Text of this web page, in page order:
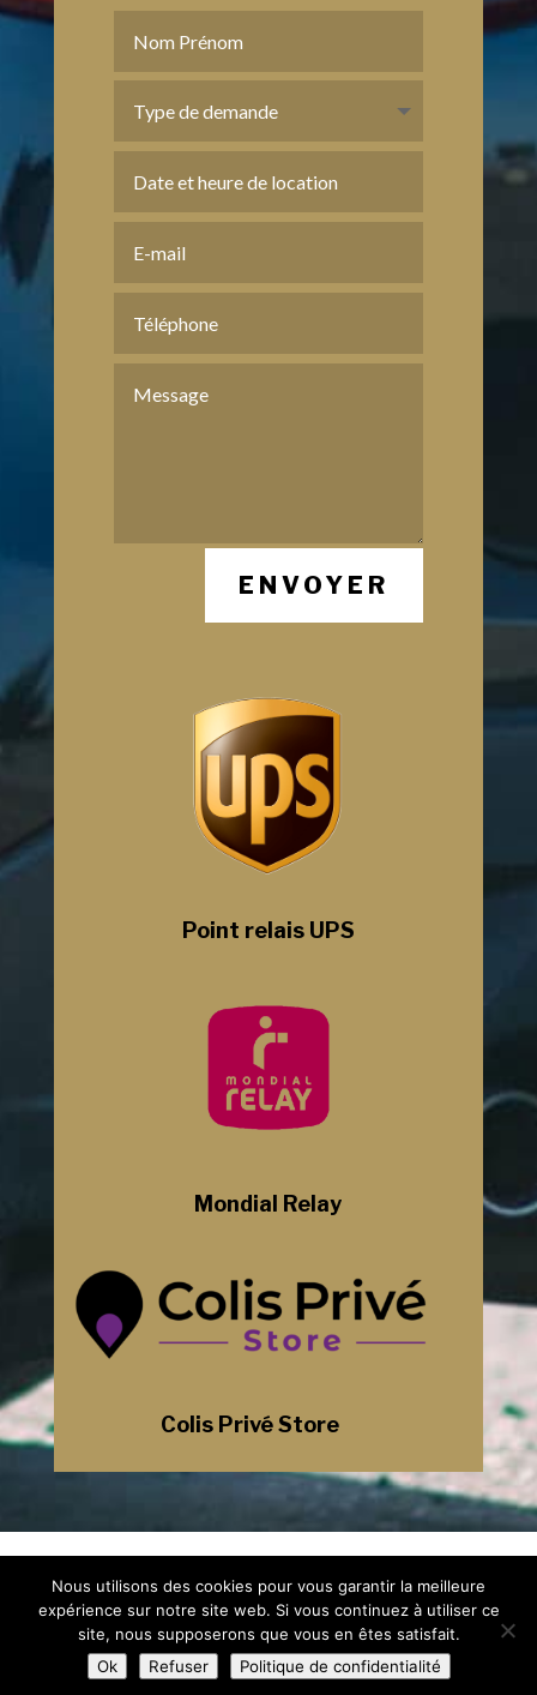
ENVOYER
Point relais UPS
Mondial Relay
Colis Privé Store
Politique de Confidentialité
Plan du Site
Création Site Internet Saint-Etienne |
WEBILIKO |
Nous utilisons des cookies pour vous garantir la meilleure
expérience sur notre site web. Si vous continuez à utiliser ce
site, nous supposerons que vous en êtes satisfait.
Ok
Refuser Politique de confidentialité